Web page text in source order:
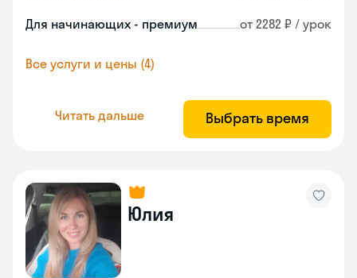
Для начинающих - премиум от 2282 ₽ / урок
Все услуги и цены (4)
Читать дальше Выбрать время
Юлия